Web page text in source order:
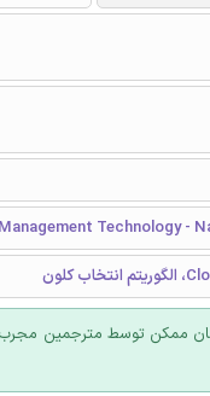
Technology -
ممکن توسط مترجمین